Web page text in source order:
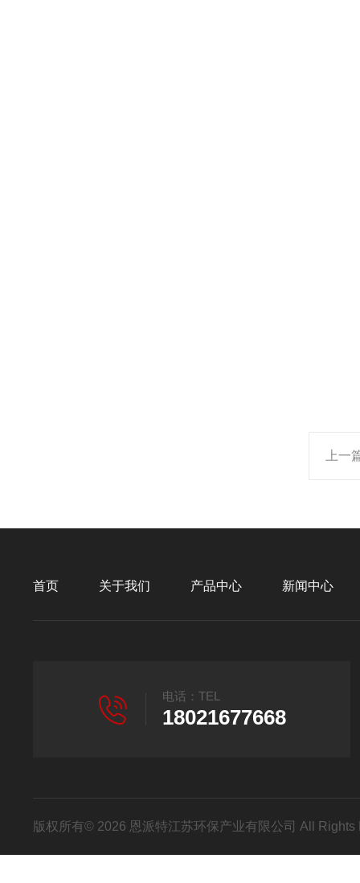
上一
首页 关于我们 产品中心 新闻中心
电话：TEL
18021677668
版权所有© 2026 恩派特江苏环保产业有限公司 All